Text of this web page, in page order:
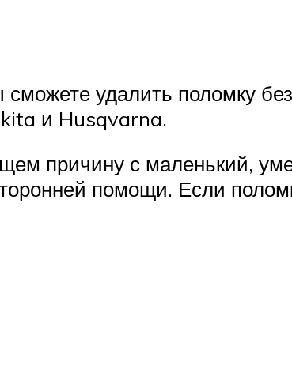
удалить поломку
и Husqvarna.
причину с маленький,
помощи. Если